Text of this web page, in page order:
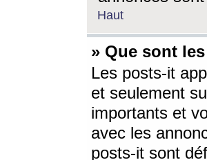
Haut
» Que sont
Les posts-it
et seulement
importants et
avec les
posts-it sont